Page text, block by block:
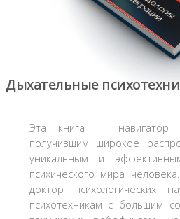
Дыхательные
Эта книга — навигатор
получившим широкое
уникальным и
психического мира
доктор психологических
психотехникам с большим